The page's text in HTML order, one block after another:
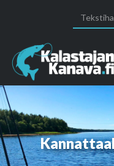
for: